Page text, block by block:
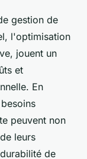
gestion de
l'optimisation
jouent un
et
En
peuvent non
leurs
de